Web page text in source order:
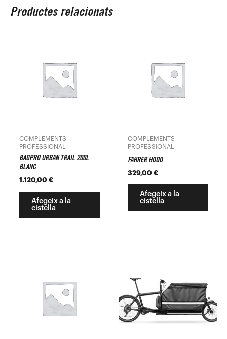
Productes relacionats
COMPLEMENTS
PROFESSIONAL
BAGPRO URBAN TRAIL 200L
BLANC
1.120,00 €
Afegeix a la
cistella
COMPLEMENTS
PROFESSIONAL
FAHRER HOOD
329,00 €
Afegeix a la
cistella